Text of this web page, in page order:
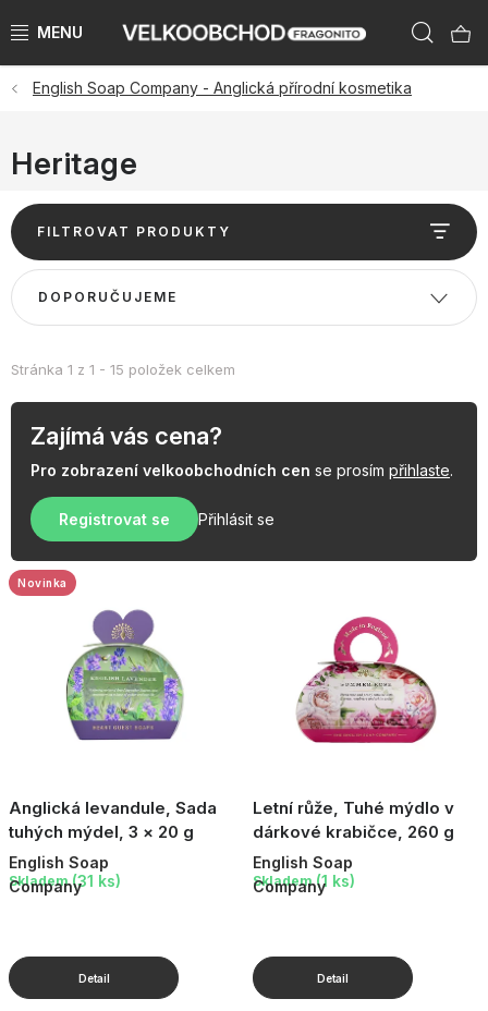
na
NAŠE ZNAČKY
PŘEDPRODEJ VÁNOCE 2026
NOVINKY 2026
KATEGORIE
ZNAČKY PODLE ZEMÍ
VÝPRODEJ SKLADU AŽ -50 %
KATALOGY
AKCE
Jak nakupovat Kontakty
English Soap Company - Anglická přírodní kosmetika
Heritage
FILTROVAT PRODUKTY
V
ý
p
i
p
r
t
ů
Zajímá vás cena?
Pro zobrazení velkoobchodních cen se prosím přihlaste.
Registrovat se Přihlásit se
Stránka 1 z 1 - 15 položek celkem
Ř
a
e
n
d
u
DOPORUČUJEME
Anglická levandule, Sada
tuhých mýdel, 3 × 20 g
Novinka
English Soap
Company
Skladem (31 ks)
Letní růže, Tuhé mýdlo v
dárkové krabičce, 260 g
English Soap
Company
Skladem (1 ks)